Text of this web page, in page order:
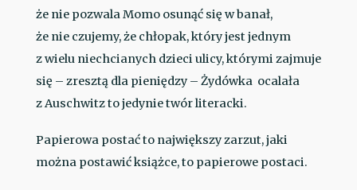
że nie pozwala Momo osunąć się w banał,
że nie czujemy, że chłopak, który jest jednym
z wielu niechcianych dzieci ulicy, którymi zajmuje
się – zresztą dla pieniędzy – Żydówka ocalała
z Auschwitz to jedynie twór literacki.
Papierowa postać to największy zarzut, jaki
można postawić książce, to papierowe postaci.